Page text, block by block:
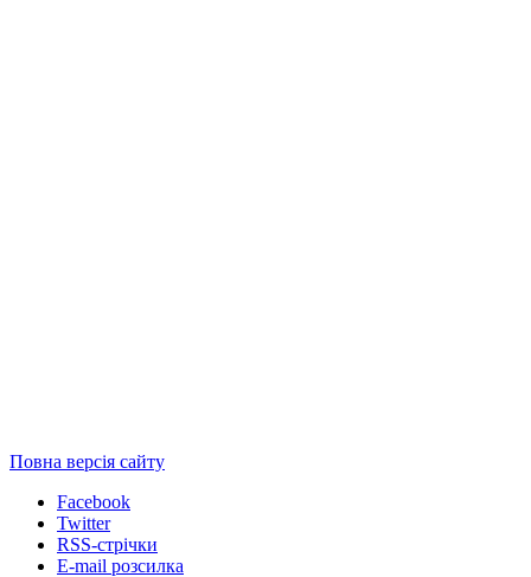
Повна версія сайту
Facebook
Twitter
RSS-стрічки
E-mail розсилка